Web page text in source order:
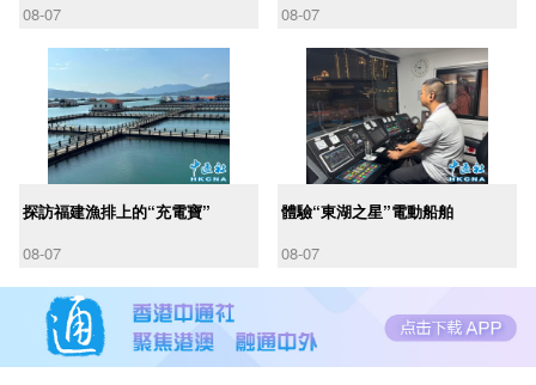
08-07
08-07
探訪福建漁排上的“充電寶”
08-07
體驗“東湖之星”電動船舶
08-07